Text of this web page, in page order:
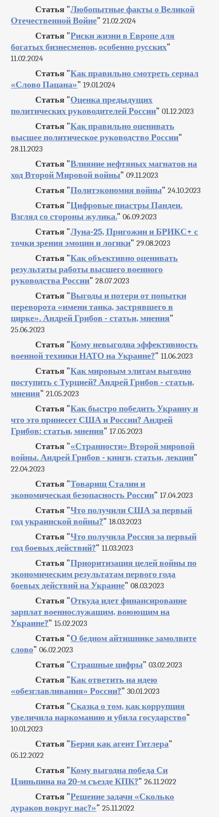
Статья "Любопытные факты о Великой
Отечественной Войне" 21.02.2024
Статья "Риски жизни в Европе для
богатых бизнесменов, особенно русских"
11.02.2024
Статья "Как правильно смотреть сериал
«Слово Пацана»" 19.01.2024
Статья "Оценка предыдущих
политических руководителей России" 01.12.2023
Статья "Как правильно оценивать
высшее политическое руководство России"
28.11.2023
Статья "Влияние нефтяных магнатов на
ход Второй Мировой войны" 09.11.2023
Статья "Политэкономия войны" 24.10.2023
Статья "Цифровые пиастры Пандеи.
Взгляд со стороны жулика." 06.09.2023
Статья "Луна-25, Пригожин и БРИКС+ с
точки зрения эмоции и логики" 29.08.2023
Статья "Как объективно оценивать
результаты работы высшего военного
руководства России" 28.07.2023
Статья "Выгоды и потери от попытки
переворота «имени танка, застрявшего в
цирке». Андрей Грибов - статьи, мнения"
25.06.2023
Статья "Кому невыгодна эффективность
военной техники НАТО на Украине?" 11.06.2023
Статья "Как мировым элитам выгодно
поступить с Турцией? Андрей Грибов - статьи,
мнения" 21.05.2023
Статья "Как быстро победить Украину и
что это принесет США и России? Андрей
Грибов: статьи, мнения" 17.05.2023
Статья "«Странности» Второй мировой
войны. Андрей Грибов - книги, статьи, лекции"
22.04.2023
Статья "Товарищ Сталин и
экономическая безопасность России" 17.04.2023
Статья "Что получили США за первый
год украинской войны?" 18.03.2023
Статья "Что получила Россия за первый
год боевых действий?" 11.03.2023
Статья "Приоритизация целей войны по
экономическим результатам первого года
боевых действий на Украине" 08.03.2023
Статья "Откуда идет финансирование
зарплат военнослужащим, воюющим на
Украине?" 15.02.2023
Статья "О бедном айтишнике замолвите
слово" 06.02.2023
Статья "Страшные цифры" 03.02.2023
Статья "Как ответить на идею
«обезглавливания» России?" 30.01.2023
Статья "Сказка о том, как коррупция
увеличила наркоманию и убила государство"
10.01.2023
Статья "Берия как агент Гитлера"
05.12.2022
Статья "Кому выгодна победа Си
Цзиньпина на 20-м съезде КПК?" 26.11.2022
Статья "Решение задачи «Сколько
дураков вокруг нас?»" 25.11.2022